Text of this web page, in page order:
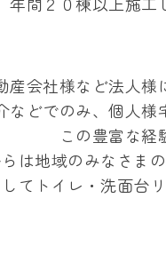
産会社様など法人様
などでのみ、個人様
この豊富な経
は地域のみなさま
てトイレ・洗面台